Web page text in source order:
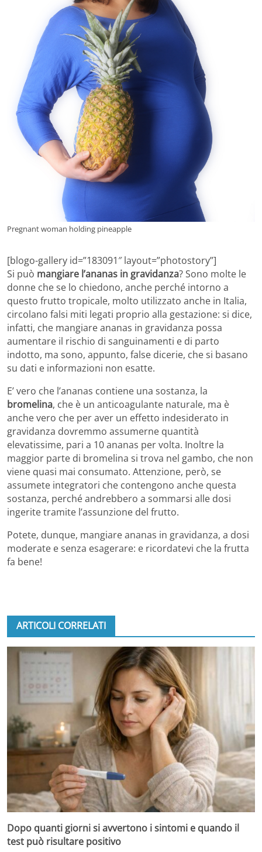
Pregnant woman holding pineapple
[blogo-gallery id=”183091″ layout=”photostory”]
Si può mangiare l’ananas in gravidanza? Sono molte le
donne che se lo chiedono, anche perché intorno a
questo frutto tropicale, molto utilizzato anche in Italia,
circolano falsi miti legati proprio alla gestazione: si dice,
infatti, che mangiare ananas in gravidanza possa
aumentare il rischio di sanguinamenti e di parto
indotto, ma sono, appunto, false dicerie, che si basano
su dati e informazioni non esatte.
E’ vero che l’ananas contiene una sostanza, la
bromelina, che è un anticoagulante naturale, ma è
anche vero che per aver un effetto indesiderato in
gravidanza dovremmo assumerne quantità
elevatissime, pari a 10 ananas per volta. Inoltre la
maggior parte di bromelina si trova nel gambo, che non
viene quasi mai consumato. Attenzione, però, se
assumete integratori che contengono anche questa
sostanza, perché andrebbero a sommarsi alle dosi
ingerite tramite l’assunzione del frutto.
Potete, dunque, mangiare ananas in gravidanza, a dosi
moderate e senza esagerare: e ricordatevi che la frutta
fa bene!
ARTICOLI CORRELATI
Dopo quanti giorni si avvertono i sintomi e quando il
test può risultare positivo